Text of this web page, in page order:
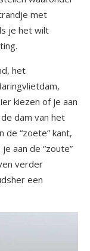
met
je het wilt
het
kiezen of je aan
dam van het
de “zoete” kant,
aan de “zoute”
verder
een